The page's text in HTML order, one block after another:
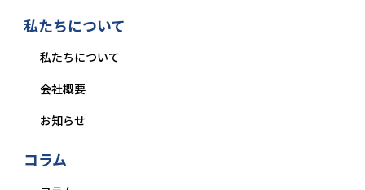
私たちについて
私たちについて
会社概要
お知らせ
コラム